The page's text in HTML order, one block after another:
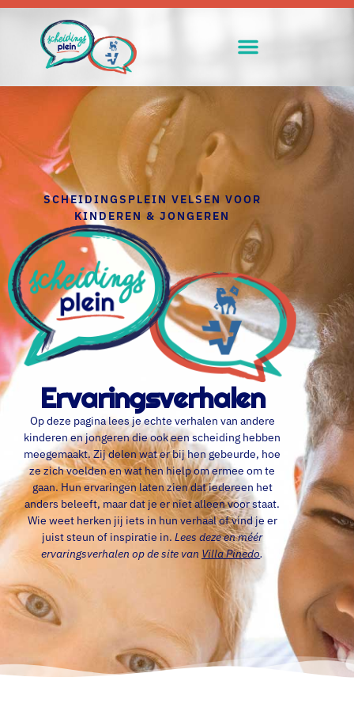
SCHEIDINGSPLEIN VELSEN VOOR
KINDEREN & JONGEREN
Ervaringsverhalen
Op deze pagina lees je echte verhalen van andere
kinderen en jongeren die ook een scheiding hebben
meegemaakt. Zij delen wat er bij hen gebeurde, hoe
ze zich voelden en wat hen hielp om ermee om te
gaan. Hun ervaringen laten zien dat iedereen het
anders beleeft, maar dat je er niet alleen voor staat.
Wie weet herken jij iets in hun verhaal of vind je er
juist steun of inspiratie in.Lees deze en méér
ervaringsverhalen op de site van Villa Pinedo.